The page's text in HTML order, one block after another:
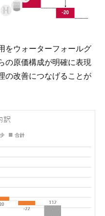
をウォーターフォールグ
の原価構成が明確に表現
の改善につなげることが